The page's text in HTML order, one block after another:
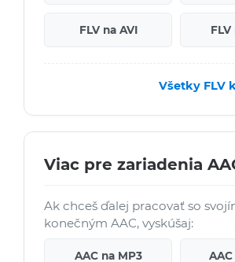
FLV na AVI FLV
Všetky FLV
Viac pre zariadenia
Ak chceš ďalej pracovať so
konečným AAC, vyskúšaj:
AAC na MP3